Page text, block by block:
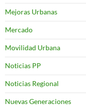
Mejoras Urbanas
Mercado
Movilidad Urbana
Noticias PP
Noticias Regional
Nuevas Generaciones